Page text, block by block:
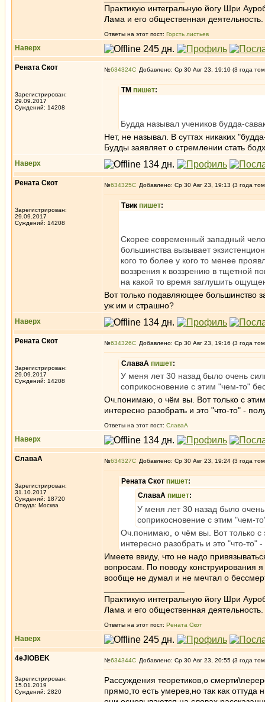
Практикую интегральную йогу Шри
Лама и его общественная деятельность.
Ответы на этот пост: Горсть листьев
Наверх
Рената Скот
Зарегистрирован:
29.09.2017
Суждений: 14208
№634324 Добавлено: Ср 30 Авг 23, 19:10 (3 года
ТМ пишет:
Будда называл учеников будда-
Нет, не называл. В суттах никаких
Будды заявляет о стремлении стать
Наверх
Рената Скот
Зарегистрирован:
29.09.2017
Суждений: 14208
№634325 Добавлено: Ср 30 Авг 23, 19:13 (3 года
Твик пишет:
Скорее современный западный
большинства вызывает
кого то более у кого то менее
воззрения к воззрению в тщетной
на какой то время заглушить
Вот только подавляющее большинство
уж им и страшно?
Наверх
Рената Скот
Зарегистрирован:
29.09.2017
Суждений: 14208
№634326 Добавлено: Ср 30 Авг 23, 19:16 (3 года
СлаваА пишет:
У меня лет 30 назад было очень
соприкосновение с этим "чем-то"
Оч.понимаю, о чём вы. Вот только с
интересно разобрать и это "что-то" -
Ответы на этот пост: СлаваА
Наверх
СлаваА
Зарегистрирован:
31.10.2017
Суждений: 18720
Откуда: Москва
№634327 Добавлено: Ср 30 Авг 23, 19:24 (3 года
Рената Скот пишет:
СлаваА пишет:
У меня лет 30 назад было
соприкосновение с этим "чем-
Оч.понимаю, о чём вы. Вот только с
интересно разобрать и это "что-то"
Имеете ввиду, что не надо
вопросам. По поводу конструирования
вообще не думал и не мечтал о
Практикую интегральную йогу Шри
Лама и его общественная деятельность.
Ответы на этот пост: Рената Скот
Наверх
4eJIOBEK
Зарегистрирован:
15.01.2019
Суждений: 2820
№634344 Добавлено: Ср 30 Авг 23, 20:55 (3 года
Рассуждения теоретиков,о
прямо,то есть умерев,но так как